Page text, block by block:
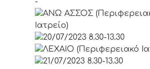
ΑΝΩ ΑΣΣΟΣ
Ιατρείο)
20/07/2023 8.30-13.30
ΛΕΧΑΙΟ (Περιφερειακό
21/07/2023 8.30-13.30